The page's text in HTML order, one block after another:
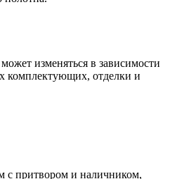
изменяться в зависимости
комплектующих, отделки и
с притвором и наличником,